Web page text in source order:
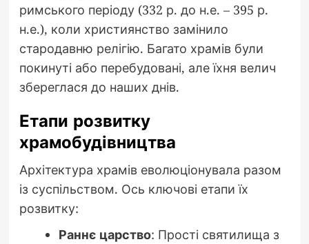
римського періоду (332 р. до н.е. – 395 р.
н.е.), коли християнство замінило
стародавню релігію. Багато храмів були
покинуті або перебудовані, але їхня велич
збереглася до наших днів.
Етапи розвитку
храмобудівництва
Архітектура храмів еволюціонувала разом
із суспільством. Ось ключові етапи їх
розвитку:
Раннє царство: Прості святилища з